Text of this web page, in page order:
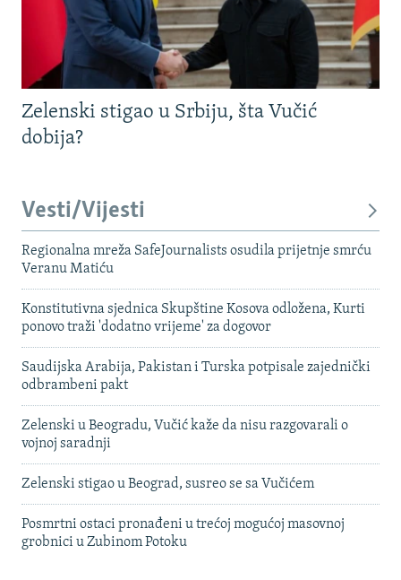
Zelenski stigao u Srbiju, šta Vučić
dobija?
Vesti/Vijesti
Regionalna mreža SafeJournalists osudila prijetnje smrću
Veranu Matiću
Konstitutivna sjednica Skupštine Kosova odložena, Kurti
ponovo traži 'dodatno vrijeme' za dogovor
Saudijska Arabija, Pakistan i Turska potpisale zajednički
odbrambeni pakt
Zelenski u Beogradu, Vučić kaže da nisu razgovarali o
vojnoj saradnji
Zelenski stigao u Beograd, susreo se sa Vučićem
Posmrtni ostaci pronađeni u trećoj mogućoj masovnoj
grobnici u Zubinom Potoku